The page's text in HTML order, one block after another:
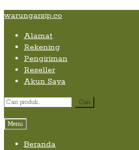
Skip
content
Skip
navigation
Skip
content
warungarsip.co
Alamat
Rekening
Pengiriman
Reseller
Akun Saya
Pencarian
Cari
Menu
Beranda